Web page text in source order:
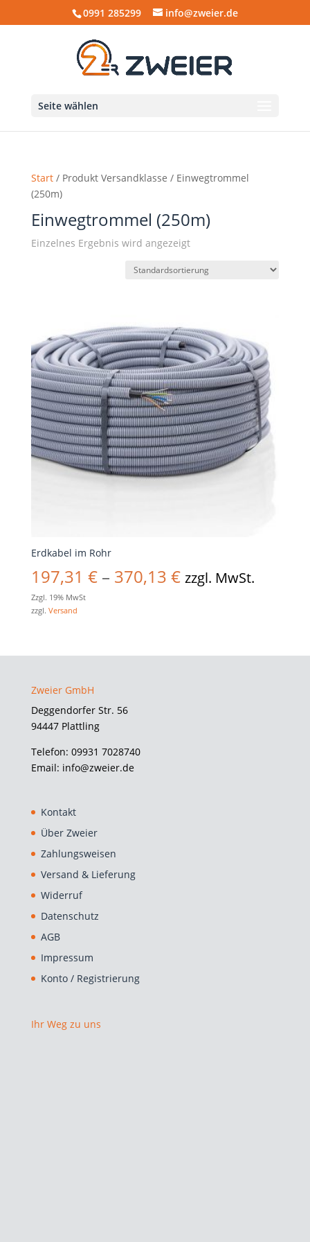
0991 285299 info@zweier.de
Seite wählen
Start/ Produkt Versandklasse / Einwegtrommel
(250m)
Einwegtrommel (250m)
Einzelnes Ergebnis wird angezeigt
Erdkabel im Rohr
197,31 € – 370,13 €Preisspanne:
370,13 €
zzgl. MwSt.
Zzgl. 19% MwSt
zzgl. Versand
Zweier GmbH
Deggendorfer Str. 56
94447 Plattling
Telefon: 09931 7028740
Email: info@zweier.de
Kontakt
Über Zweier
Zahlungsweisen
Versand & Lieferung
Widerruf
Datenschutz
AGB
Impressum
Konto / Registrierung
Ihr Weg zu uns